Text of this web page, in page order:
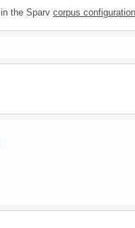
in the Sparv corpus